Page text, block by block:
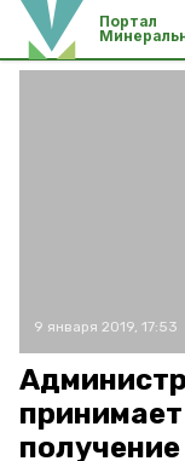
Портал
9 января 2019, 17:53